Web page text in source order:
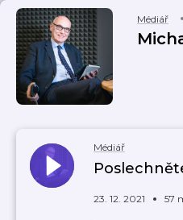
Médiář
Médiář
23. 12. 2021 57